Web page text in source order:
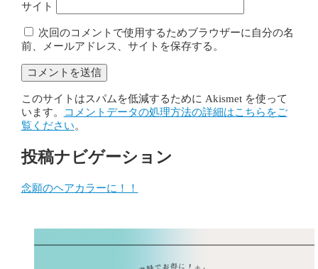
サイト
次回のコメントで使用するためブラウザーに自分の名
前、メールアドレス、サイトを保存する。
このサイトはスパムを低減するために Akismet を使って
います。
コメントデータの処理方法の詳細はこちらをご
覧ください。
投稿ナビゲーション
念願のヘアカラーに！！